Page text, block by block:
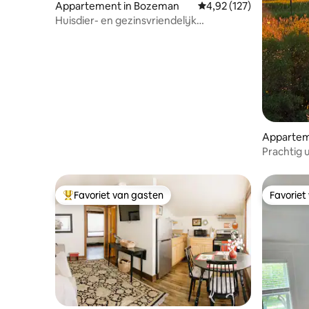
Appartement in Bozeman Gemiddelde
4,92 (127)
Huisdier- en gezinsvriendelijk
Prachtig
Topfavoriet van gasten
Favoriet van gasten